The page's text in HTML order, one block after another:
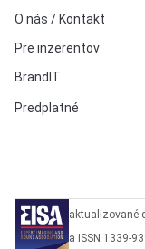
O nás / Kontakt
Pre inzerentov
BrandIT
Predplatné
aktualizované
a ISSN 1339-